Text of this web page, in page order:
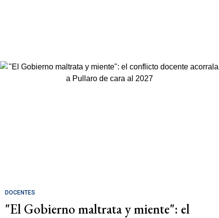
DOCENTES
"El Gobierno maltrata y miente": el